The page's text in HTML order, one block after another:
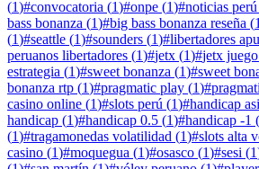
(1)#convocatoria (1)#onpe (1)#noticias perú
bass bonanza (1)#big bass bonanza reseña (1
(1)#seattle (1)#sounders (1)#libertadores
peruanos libertadores (1)#jetx (1)#jetx juego
estrategia (1)#sweet bonanza (1)#sweet
bonanza rtp (1)#pragmatic play (1)#
casino online (1)#slots perú (1)#handicap
handicap (1)#handicap 0.5 (1)#handicap -1 (
(1)#tragamonedas volatilidad (1)#slots alta
casino (1)#moquegua (1)#osasco (1)#sesi (1